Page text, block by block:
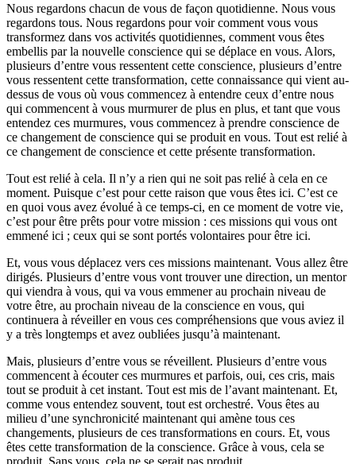
Nous regardons chacun de vous de façon quotidienne. Nous vous
regardons tous. Nous regardons pour voir comment vous vous
transformez dans vos activités quotidiennes, comment vous êtes
embellis par la nouvelle conscience qui se déplace en vous. Alors,
plusieurs d’entre vous ressentent cette conscience, plusieurs d’entre
vous ressentent cette transformation, cette connaissance qui vient au-
dessus de vous où vous commencez à entendre ceux d’entre nous
qui commencent à vous murmurer de plus en plus, et tant que vous
entendez ces murmures, vous commencez à prendre conscience de
ce changement de conscience qui se produit en vous. Tout est relié à
ce changement de conscience et cette présente transformation.
Tout est relié à cela. Il n’y a rien qui ne soit pas relié à cela en ce
moment. Puisque c’est pour cette raison que vous êtes ici. C’est ce
en quoi vous avez évolué à ce temps-ci, en ce moment de votre vie,
c’est pour être prêts pour votre mission : ces missions qui vous ont
emmené ici ; ceux qui se sont portés volontaires pour être ici.
Et, vous vous déplacez vers ces missions maintenant. Vous allez être
dirigés. Plusieurs d’entre vous vont trouver une direction, un mentor
qui viendra à vous, qui va vous emmener au prochain niveau de
votre être, au prochain niveau de la conscience en vous, qui
continuera à réveiller en vous ces compréhensions que vous aviez il
y a très longtemps et avez oubliées jusqu’à maintenant.
Mais, plusieurs d’entre vous se réveillent. Plusieurs d’entre vous
commencent à écouter ces murmures et parfois, oui, ces cris, mais
tout se produit à cet instant. Tout est mis de l’avant maintenant. Et,
comme vous entendez souvent, tout est orchestré. Vous êtes au
milieu d’une synchronicité maintenant qui amène tous ces
changements, plusieurs de ces transformations en cours. Et, vous
êtes cette transformation de la conscience. Grâce à vous, cela se
produit. Sans vous, cela ne se serait pas produit.